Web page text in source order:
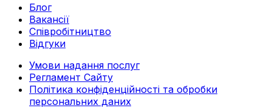
Блог
Вакансії
Співробітництво
Відгуки
Умови надання послуг
Регламент Сайту
Політика конфіденційності та обробки
персональних даних